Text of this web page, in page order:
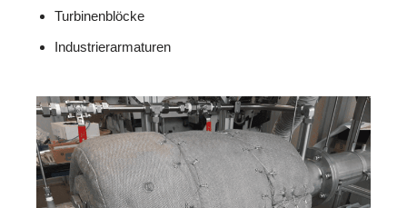
Turbinenblöcke
Industrierarmaturen